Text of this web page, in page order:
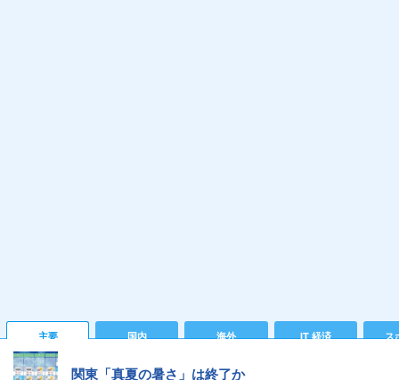
主要 国内 海外 IT 経済 ス
関東「真夏の暑さ」は終了か